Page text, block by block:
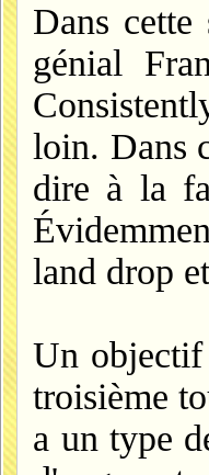
Dans
génial
loin. Dans
dire à la
land drop
Un objectif
troisième
a un type